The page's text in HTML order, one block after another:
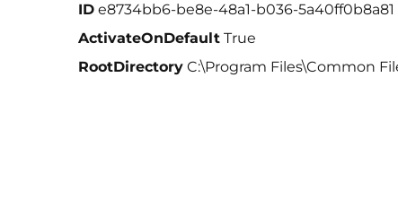
ID e8734bb6-be8e-48a1-b036-5a40ff0b8a81
ActivateOnDefault True
RootDirectory C:\Program Files\Common